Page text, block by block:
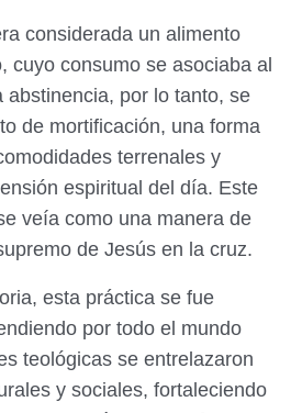
considerada un alimento
cuyo consumo se asociaba al
abstinencia, por lo tanto, se
de mortificación, una forma
terrenales y
espiritual del día. Este
veía como una manera de
de Jesús en la cruz.
esta práctica se fue
por todo el mundo
teológicas se entrelazaron
y sociales, fortaleciendo